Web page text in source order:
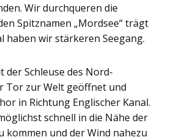
Wir durchqueren die
Spitznamen „Mordsee“ trägt
haben wir stärkeren Seegang.
der Schleuse des Nord-
Tor zur Welt geöffnet und
in Richtung Englischer Kanal.
schnell in die Nähe der
kommen und der Wind nahezu